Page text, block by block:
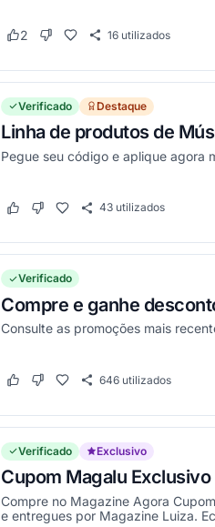
Este cupom funcionou
2 Este cupom não funcionou
16 utilizados
Verificado Destaque
Linha de produtos de
Pegue seu código e aplique agora
Este cupom funcionou
Este cupom não funcionou
43 utilizados
Verificado
Compre e ganhe
Consulte as promoções mais
Este cupom funcionou
Este cupom não funcionou
646 utilizados
Verificado Exclusivo
Cupom Magalu Exclusivo
Compre no Magazine Agora
e entregues por Magazine Luiza.